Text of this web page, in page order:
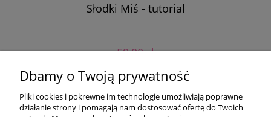
Słodki Miś - tutorial
59,00 zł
do koszyka
Dbamy o Twoją prywatność
Pliki cookies i pokrewne im technologie umożliwiają poprawne
działanie strony i pomagają nam dostosować ofertę do Twoich